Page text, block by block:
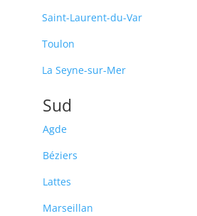
Saint-Laurent-du-Var
Toulon
La Seyne-sur-Mer
Sud
Agde
Béziers
Lattes
Marseillan